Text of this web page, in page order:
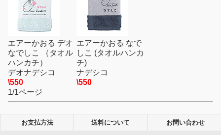
エアーかおる デオ
なでしこ （タオル
ハンカチ）
デオナデシコ
\550
エアーかおる なで
しこ (タオルハンカ
チ)
ナデシコ
\550
1/1ページ
お支払方法 送料について お問い合わせ